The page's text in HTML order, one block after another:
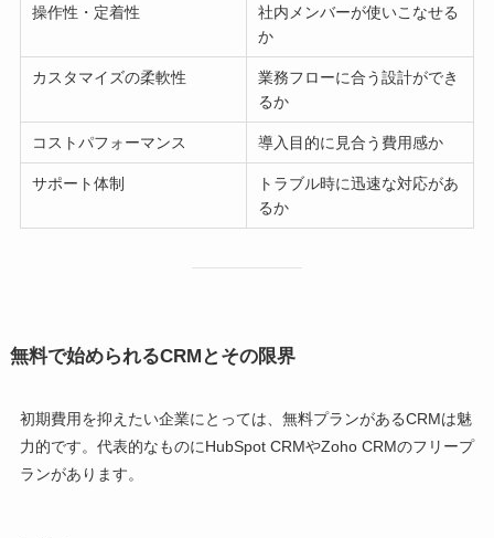
操作性・定着性
社内メンバーが使いこなせる
か
カスタマイズの柔軟性
業務フローに合う設計ができ
るか
コストパフォーマンス 導入目的に見合う費用感か
サポート体制
トラブル時に迅速な対応があ
るか
無料で始められるCRMとその限界
初期費用を抑えたい企業にとっては、無料プランがあるCRMは魅
力的です。代表的なものにHubSpot CRMやZoho CRMのフリープ
ランがあります。